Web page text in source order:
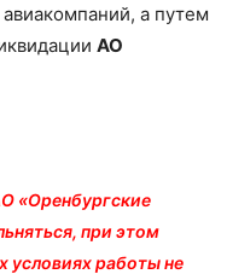
а путем
АО
«Оренбургские
при этом
условиях работы не